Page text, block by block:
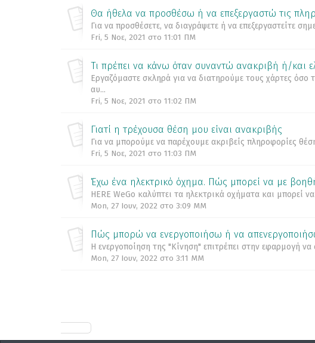
Θα ήθελα να προσθέσω ή να επεξεργαστώ τις
Για να προσθέσετε, να διαγράψετε ή να επεξεργαστείτε
Fri, 5 Νοε, 2021 στο 11:01 ΠΜ
Τι πρέπει να κάνω όταν συναντώ ανακριβή ή/και
Εργαζόμαστε σκληρά για να διατηρούμε τους χάρτες
αυ...
Fri, 5 Νοε, 2021 στο 11:02 ΠΜ
Γιατί η τρέχουσα θέση μου είναι ανακριβής
Για να μπορούμε να παρέχουμε ακριβείς πληροφορίες
Fri, 5 Νοε, 2021 στο 11:03 ΠΜ
Έχω ένα ηλεκτρικό όχημα. Πώς μπορεί να με
HERE WeGo καλύπτει τα ηλεκτρικά οχήματα και μπορεί
Mon, 27 Ιουν, 2022 στο 3:09 ΜΜ
Πώς μπορώ να ενεργοποιήσω ή να
Η ενεργοποίηση της "Κίνηση" επιτρέπει στην εφαρμογή
Mon, 27 Ιουν, 2022 στο 3:11 ΜΜ